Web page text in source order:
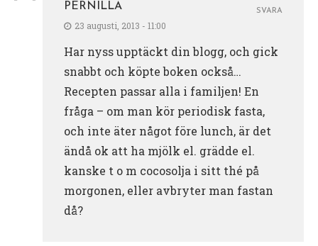
PERNILLA
23 augusti, 2013 - 11:00
Har nyss upptäckt din blogg, och gick
snabbt och köpte boken också…
Recepten passar alla i familjen! En
fråga – om man kör periodisk fasta,
och inte äter något före lunch, är det
ändå ok att ha mjölk el. grädde el.
kanske t o m cocosolja i sitt thé på
morgonen, eller avbryter man fastan
då?
SVARA